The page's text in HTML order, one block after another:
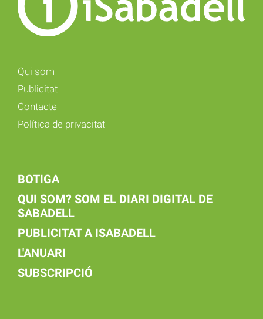
Qui som
Publicitat
Contacte
Política de privacitat
BOTIGA
QUI SOM? SOM EL DIARI DIGITAL DE
SABADELL
PUBLICITAT A ISABADELL
L'ANUARI
SUBSCRIPCIÓ